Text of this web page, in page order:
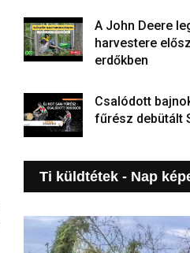
A John Deere
harvestere
erdőkben
Csalódott
fűrész debütált
Ti küldtétek - Nap